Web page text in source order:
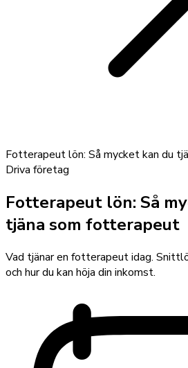
Fotterapeut lön: Så mycket kan du
Driva företag
Fotterapeut lön: Så
tjäna som fotterapeut
Vad tjänar en fotterapeut idag.
och hur du kan höja din inkomst.